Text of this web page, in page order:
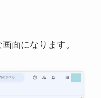
面になります。